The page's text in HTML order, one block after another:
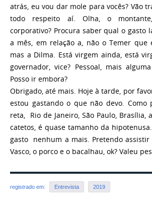
atrás, eu vou dar mole para vocês? Vão
todo respeito aí. Olha, o
corporativo? Procura saber qual o gasto
a mês, em relação a, não o Temer que
mas a Dilma. Está virgem ainda, está
governador, vice? Pessoal, mais
Posso ir embora?
Obrigado, até mais. Hoje à tarde, por
estou gastando o que não devo. Como
reta, Rio de Janeiro, São Paulo, Brasília,
catetos, é quase tamanho da
gasto nenhum a mais. Pretendo assistir
Vasco, o porco e o bacalhau, ok? Valeu
registrado em: Entrevista 2019